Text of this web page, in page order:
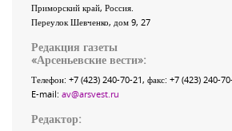
Приморский край, Россия
Переулок Шевченко, дом 9, 27
Редакция газеты
«Арсеньевские вести»:
Телефон: +7 (423) 240-70-21, факс: +7 (423) 240-
E-mail: av@arsvest.ru
Редактор: